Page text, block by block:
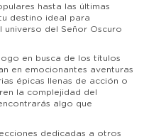
hasta las últimas
destino ideal para
del Señor Oscuro
en busca de los títulos
en emocionantes aventuras
épicas llenas de acción o
la complejidad del
algo que
dedicadas a otros